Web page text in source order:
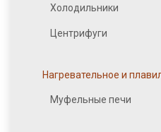
Холодильники
Центрифуги
Нагревательное и
Муфельные печи